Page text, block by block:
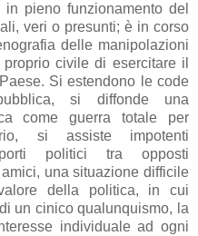
pieno funzionamento del
veri o presunti; è in corso
delle manipolazioni
civile di esercitare il
Si estendono le code
si diffonde una
come guerra totale per
si assiste impotenti
politici tra opposti
una situazione difficile
della politica, in cui
un cinico qualunquismo, la
individuale ad ogni